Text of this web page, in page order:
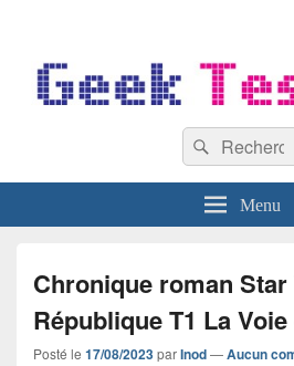
Recherche :
Rechercher
Menu
Chronique roman
République T1 La
Posté le 17/08/2023parInod—Aucun